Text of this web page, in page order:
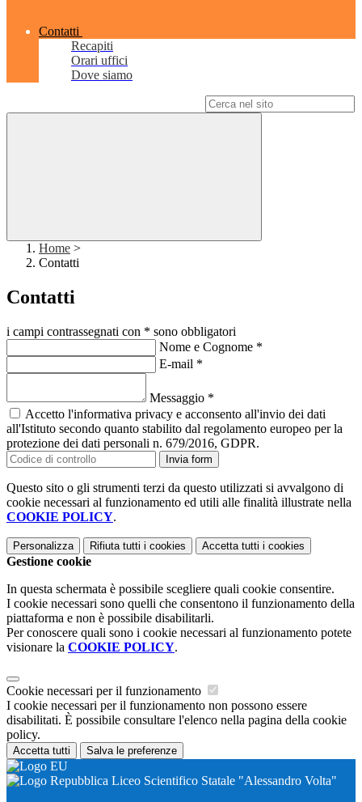
Contatti
Recapiti
Orari uffici
Dove siamo
Home >
Contatti
Contatti
i campi contrassegnati con * sono obbligatori
Nome e Cognome *
E-mail *
Messaggio *
Accetto l'informativa privacy e acconsento all'invio dei dati
all'Istituto secondo quanto stabilito dal regolamento europeo per la
protezione dei dati personali n. 679/2016, GDPR.
Invia form
Questo sito o gli strumenti terzi da questo utilizzati si avvalgono di
cookie necessari al funzionamento ed utili alle finalità illustrate nella
COOKIE POLICY.
Personalizza Rifiuta tutti i cookies Accetta tutti i cookies
Gestione cookie
In questa schermata è possibile scegliere quali cookie consentire.
I cookie necessari sono quelli che consentono il funzionamento della
piattaforma e non è possibile disabilitarli.
Per conoscere quali sono i cookie necessari al funzionamento potete
visionare la COOKIE POLICY.
Cookie necessari per il funzionamento
I cookie necessari per il funzionamento non possono essere
disabilitati. È possibile consultare l'elenco nella pagina della cookie
policy.
Accetta tutti Salva le preferenze
Liceo Scientifico Statale "Alessandro Volta"